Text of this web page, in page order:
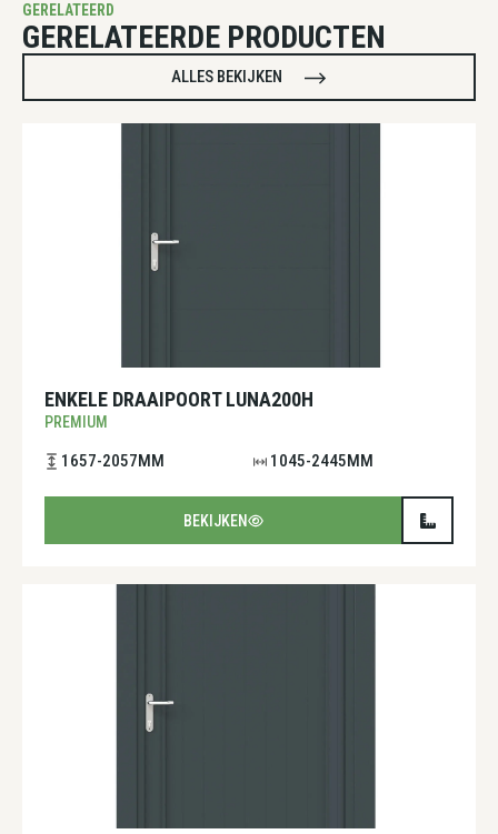
GERELATEERD
GERELATEERDE PRODUCTEN
ALLES BEKIJKEN
ENKELE DRAAIPOORT LUNA200H
PREMIUM
1657-2057MM 1045-2445MM
BEKIJKEN